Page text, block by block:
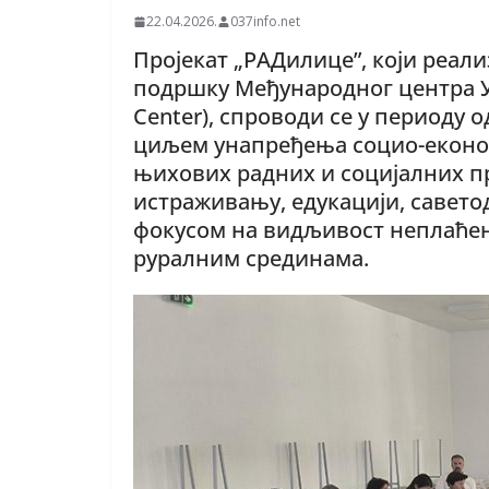
22.04.2026. 037info.net
Пројекат „РАДилице”, који
подршку Међународног центра
Center), спроводи се у периоду
циљем унапређења социо-
њихових радних и социјалних
истраживању, едукацији,
фокусом на видљивост
руралним срединама.